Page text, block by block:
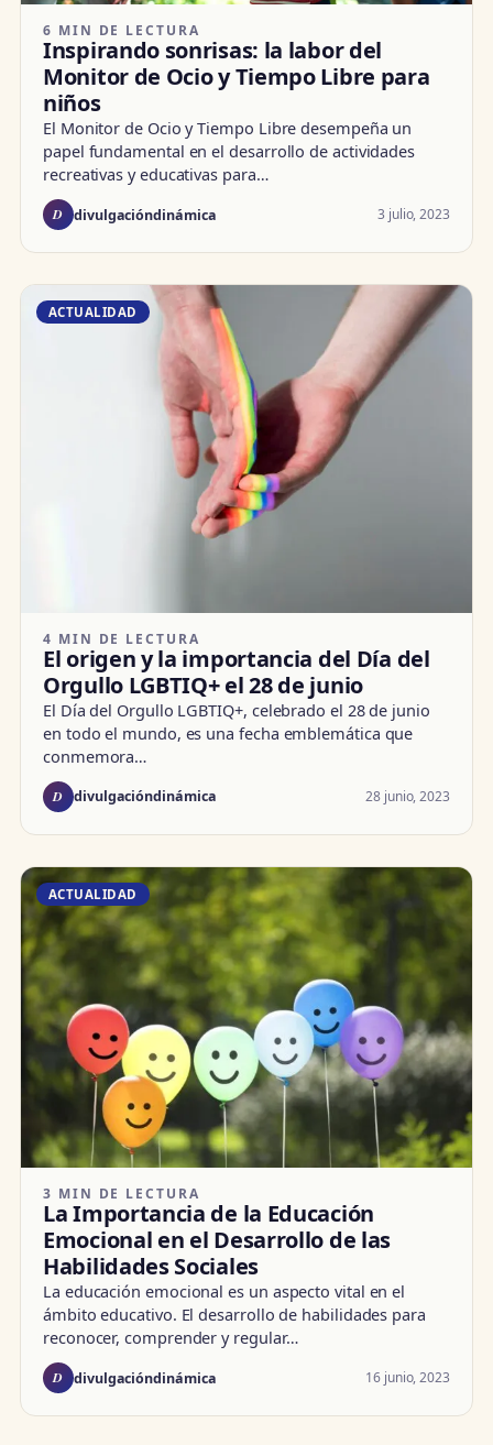
6 MIN DE LECTURA
Inspirando sonrisas: la labor del
Monitor de Ocio y Tiempo Libre para
niños
El Monitor de Ocio y Tiempo Libre desempeña un
papel fundamental en el desarrollo de actividades
recreativas y educativas para…
D divulgacióndinámica 3 julio, 2023
ACTUALIDAD
4 MIN DE LECTURA
El origen y la importancia del Día del
Orgullo LGBTIQ+ el 28 de junio
El Día del Orgullo LGBTIQ+, celebrado el 28 de junio
en todo el mundo, es una fecha emblemática que
conmemora…
D divulgacióndinámica 28 junio, 2023
ACTUALIDAD
3 MIN DE LECTURA
La Importancia de la Educación
Emocional en el Desarrollo de las
Habilidades Sociales
La educación emocional es un aspecto vital en el
ámbito educativo. El desarrollo de habilidades para
reconocer, comprender y regular…
D divulgacióndinámica 16 junio, 2023